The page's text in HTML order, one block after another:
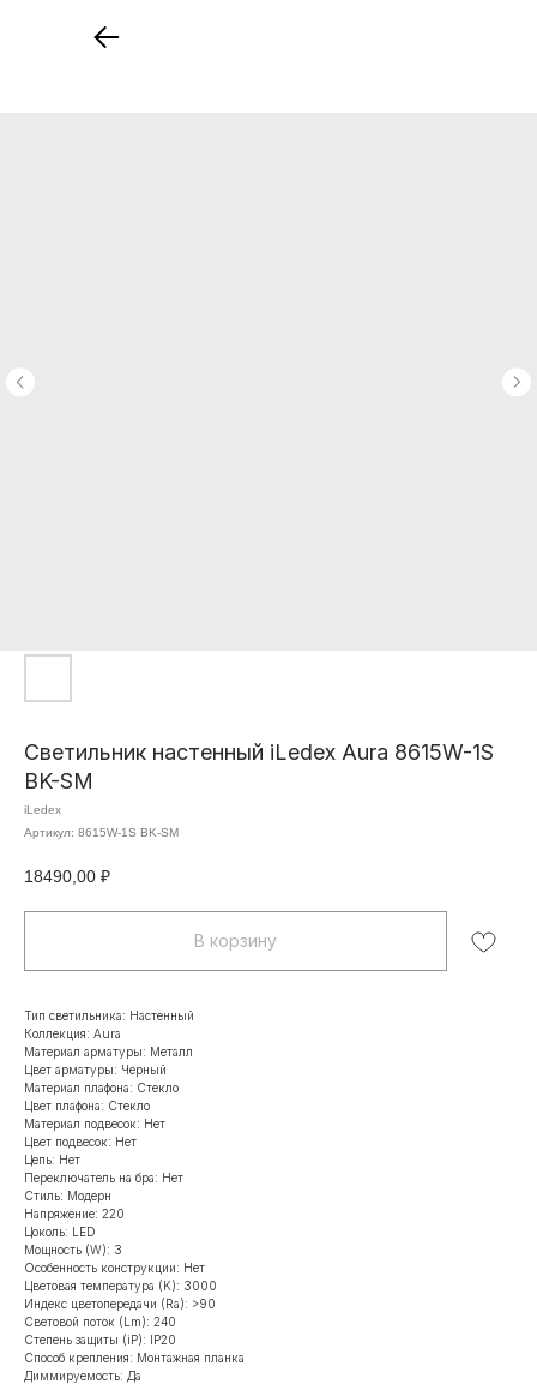
Светильник настенный iLedex Aura 8615W-1S
BK-SM
iLedex
Артикул: 8615W-1S BK-SM
18490,00 ₽
В корзину
Тип светильника: Настенный
Коллекция: Aura
Материал арматуры: Металл
Цвет арматуры: Черный
Материал плафона: Стекло
Цвет плафона: Стекло
Материал подвесок: Нет
Цвет подвесок: Нет
Цепь: Нет
Переключатель на бра: Нет
Стиль: Модерн
Напряжение: 220
Цоколь: LED
Мощность (W): 3
Особенность конструкции: Нет
Цветовая температура (K): 3000
Индекс цветопередачи (Ra): >90
Световой поток (Lm): 240
Степень защиты (iP): IP20
Способ крепления: Монтажная планка
Диммируемость: Да